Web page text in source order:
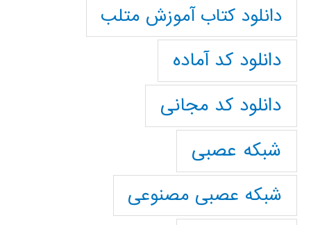
دانلود کتاب آموزش متلب
دانلود کد آماده
دانلود کد مجانی
شبکه عصبی
شبکه عصبی مصنوعی